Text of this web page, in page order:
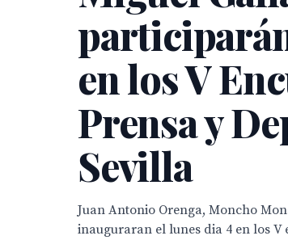
en los V
Prensa y
Sevilla
Juan Antonio Orenga, Moncho
inauguraran el lunes dia 4 en los